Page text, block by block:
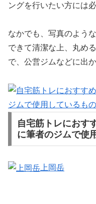
ングを行いたい方には
なかでも、写真のよう
できて清潔な上、丸め
で、公営ジムなどに出
自宅筋トレにおす
に筆者のジムで使
上岡岳